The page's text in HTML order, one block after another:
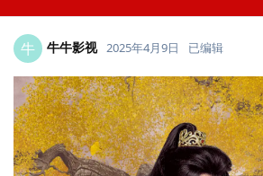
牛 牛牛影视 2025年4月9日 已编辑